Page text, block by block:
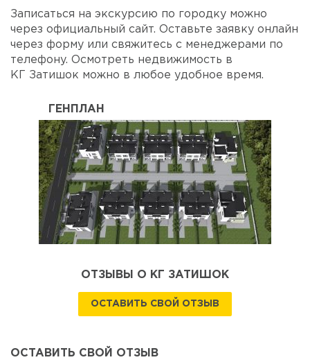
Записаться на экскурсию по городку можно
через официальный сайт. Оставьте заявку онлайн
через форму или свяжитесь с менеджерами по
телефону. Осмотреть недвижимость в
КГ Затишок можно в любое удобное время.
ГЕНПЛАН
ОТЗЫВЫ О КГ ЗАТИШОК
ОСТАВИТЬ СВОЙ ОТЗЫВ
ОСТАВИТЬ СВОЙ ОТЗЫВ